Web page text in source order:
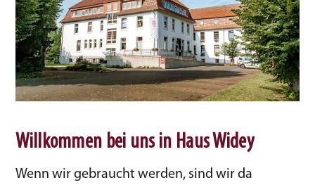
Willkommen bei uns in Haus Widey
Wenn wir gebraucht werden, sind wir da